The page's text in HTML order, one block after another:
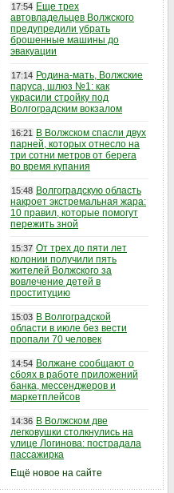
17:54 Еще трех
автовладельцев Волжского
предупредили убрать
брошенные машины до
эвакуации
17:14 Родина-мать, Волжские
паруса, шлюз №1: как
украсили стройку под
Волгоградским вокзалом
16:21
В Волжском спасли двух
парней, которых отнесло на
три сотни метров от берега
во время купания
15:48 Волгоградскую область
накроет экстремальная жара:
10 правил, которые помогут
пережить зной
15:37 От трех до пяти лет
колонии получили пять
жителей Волжского за
вовлечение детей в
проституцию
15:03 В Волгоградской
области в июле без вести
пропали 70 человек
14:54 Волжане сообщают о
сбоях в работе приложений
банка, мессенджеров и
маркетплейсов
14:36 В Волжском две
легковушки столкнулись на
улице Логинова: пострадала
пассажирка
Ещё новое на сайте